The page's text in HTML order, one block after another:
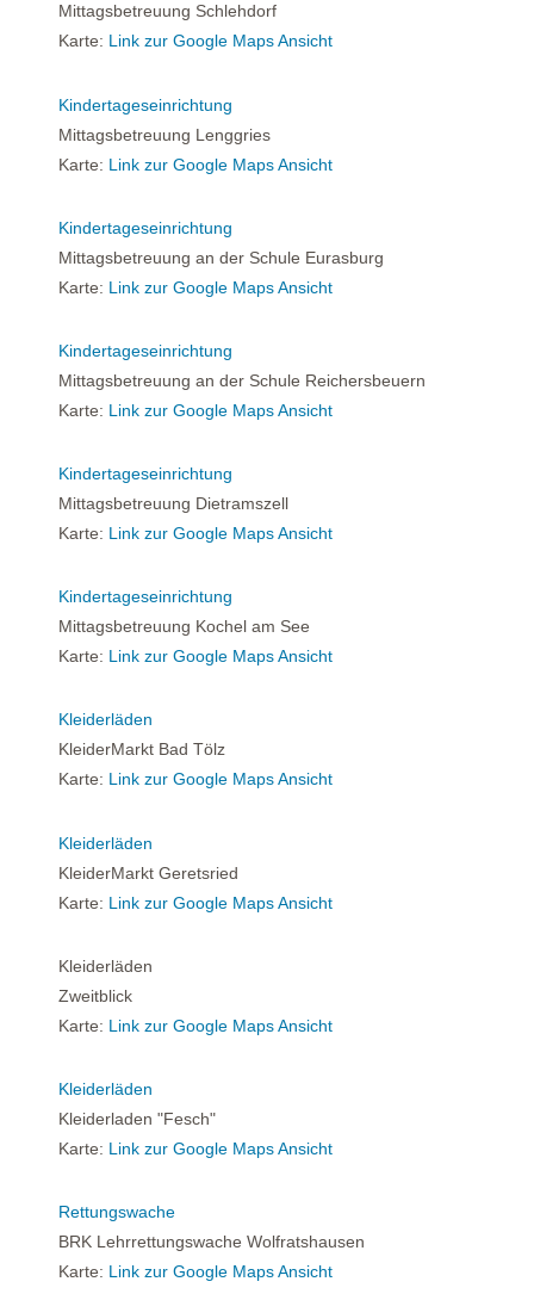
Mittagsbetreuung Schlehdorf
Karte: Link zur Google Maps Ansicht
Kindertageseinrichtung
Mittagsbetreuung Lenggries
Karte: Link zur Google Maps Ansicht
Kindertageseinrichtung
Mittagsbetreuung an der Schule Eurasburg
Karte: Link zur Google Maps Ansicht
Kindertageseinrichtung
Mittagsbetreuung an der Schule Reichersbeuern
Karte: Link zur Google Maps Ansicht
Kindertageseinrichtung
Mittagsbetreuung Dietramszell
Karte: Link zur Google Maps Ansicht
Kindertageseinrichtung
Mittagsbetreuung Kochel am See
Karte: Link zur Google Maps Ansicht
Kleiderläden
KleiderMarkt Bad Tölz
Karte: Link zur Google Maps Ansicht
Kleiderläden
KleiderMarkt Geretsried
Karte: Link zur Google Maps Ansicht
Kleiderläden
Zweitblick
Karte: Link zur Google Maps Ansicht
Kleiderläden
Kleiderladen "Fesch"
Karte: Link zur Google Maps Ansicht
Rettungswache
BRK Lehrrettungswache Wolfratshausen
Karte: Link zur Google Maps Ansicht